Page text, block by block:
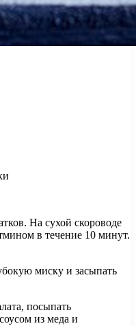
На сухой скороводе
в течение 10 минут.
миску и засыпать
посыпать
из меда и